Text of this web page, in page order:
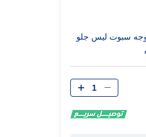
سبوت ليس جلو
الكمية